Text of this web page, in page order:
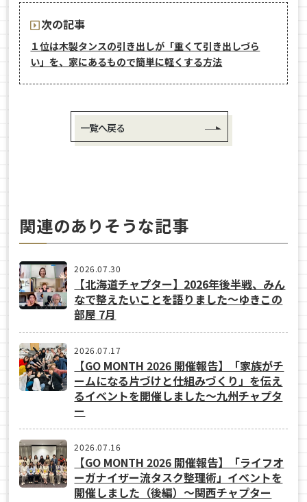
次の記事
１位は木製タンスの引き出しが「重くて引き出しづら
い」を、家にあるもので簡単に軽くする方法
一覧へ戻る
関連のありそうな記事
2026.07.30
【北海道チャプター】2026年後半戦、みん
なで整えたいことを語りました～ゆきこの
部屋 7月
2026.07.17
【GO MONTH 2026 開催報告】「家族がチ
ームになる片づけと仕組みづくり」を伝え
るイベントを開催しました～九州チャプタ
ー
2026.07.16
【GO MONTH 2026 開催報告】「ライフオ
ーガナイザー流タスク整理術」イベントを
開催しました（後編）～関西チャプター